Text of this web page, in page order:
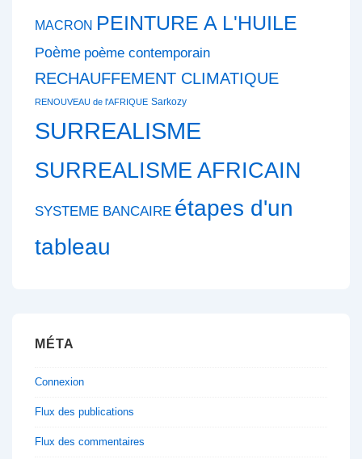
MACRON PEINTURE A L'HUILE
Poème poème contemporain
RECHAUFFEMENT CLIMATIQUE
RENOUVEAU de l'AFRIQUE Sarkozy
SURREALISME
SURREALISME AFRICAIN
SYSTEME BANCAIRE étapes d'un
tableau
MÉTA
Connexion
Flux des publications
Flux des commentaires